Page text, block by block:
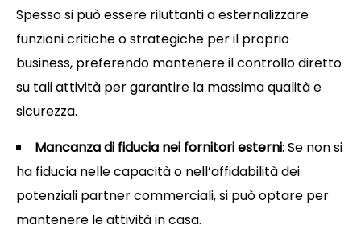
Spesso si può essere riluttanti a esternalizzare
funzioni critiche o strategiche per il proprio
business, preferendo mantenere il controllo diretto
su tali attività per garantire la massima qualità e
sicurezza.
Mancanza di fiducia nei fornitori esterni: Se non si
ha fiducia nelle capacità o nell’affidabilità dei
potenziali partner commerciali, si può optare per
mantenere le attività in casa.